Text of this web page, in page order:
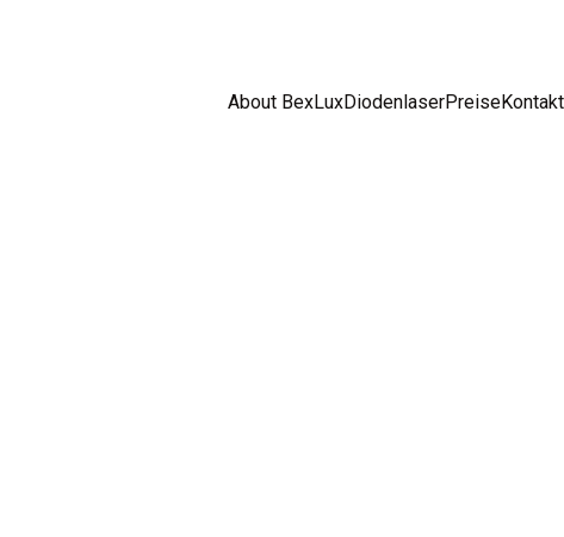
About BexLuxDiodenlaserPreiseKontakt